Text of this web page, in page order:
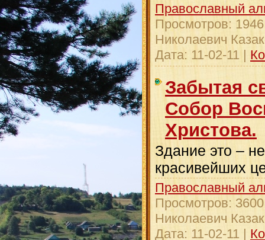
Православный
Просмотров: 1946
Николаевич
Дата: 11-02-11 |
Забытая
Собор
Христова.
Здание это –
красивейших
Православный
Просмотров: 3600
Николаевич
Дата: 11-02-11 |